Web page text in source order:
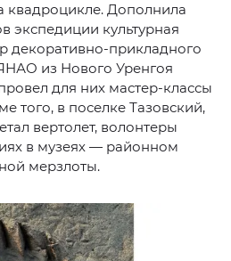
квадроцикле. Дополнила
экспедиции культурная
декоративно-прикладного
из Нового Уренгоя
для них мастер-классы
того, в поселке Тазовский,
вертолет, волонтеры
в музеях — районном
мерзлоты.